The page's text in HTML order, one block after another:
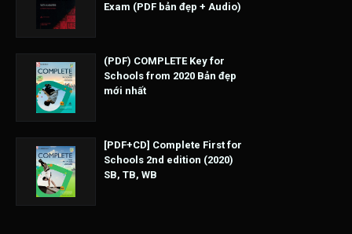
Exam (PDF bản đẹp + Audio)
(PDF) COMPLETE Key for
Schools from 2020 Bản đẹp
mới nhất
[PDF+CD] Complete First for
Schools 2nd edition (2020)
SB, TB, WB